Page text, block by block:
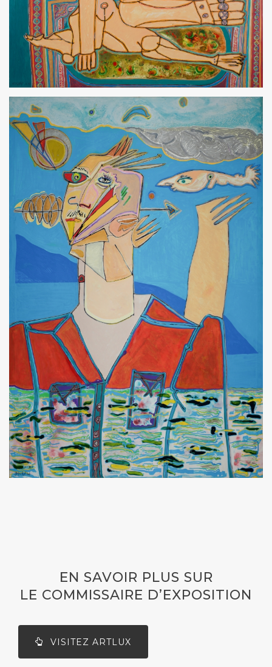
EN SAVOIR PLUS SUR
LE COMMISSAIRE D’EXPOSITION
VISITEZ ARTLUX